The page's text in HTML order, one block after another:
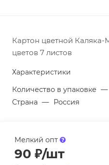
Картон цветной Каляка-
цветов 7 листов
Характеристики
Количество в упаковке —
Страна — Россия
Мелкий опт
90 ₽/шт